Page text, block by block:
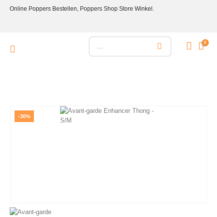
Online Poppers Bestellen, Poppers Shop Store Winkel.
0
-30%